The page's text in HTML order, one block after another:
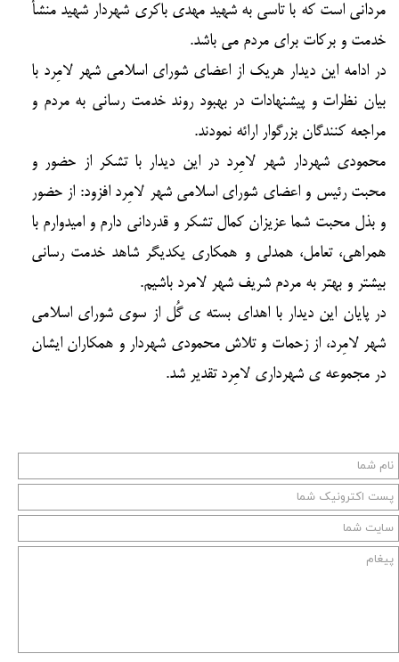
مردانی است که با تاسی به شهید مهدی باکری شهردار شهید منشأ
خدمت و برکات برای مردم می باشد.
در ادامه این دیدار هریک از اعضای شورای اسلامی شهر لامِرد با
بیان نظرات و پیشنهادات در بهبود روند خدمت رسانی به مردم و
مراجعه کنندگان بزرگوار ارائه نمودند.
محمودی شهردار شهر لامِرد در این دیدار با تشکر از حضور و
محبت رئیس و اعضای شورای اسلامی شهر لامِرد افزود: از حضور
و بذل محبت شما عزیزان کمال تشکر و قدردانی دارم و امیدوارم با
همراهی، تعامل، همدلی و همکاری یکدیگر شاهد خدمت رسانی
بیشتر و بهتر به مردم شریف شهر لامرد باشیم.
در پایان این دیدار با اهدای بسته ی گُل از سوی شورای اسلامی
شهر لامِرد، از زحمات و تلاش محمودی شهردار و همکاران ایشان
در مجموعه ی شهرداری لامِرد تقدیر شد.